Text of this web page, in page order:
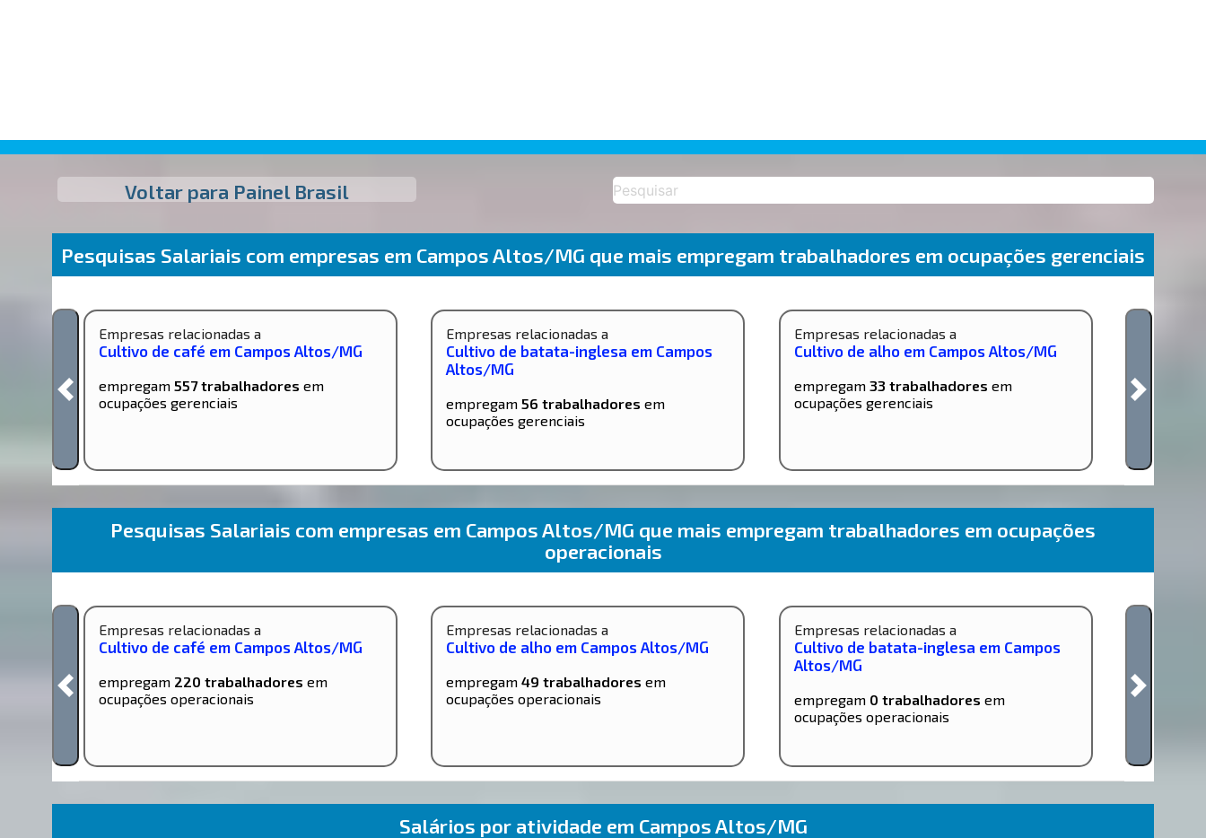
Voltar para Painel Brasil
Pesquisas Salariais com empresas em Campos Altos/MG que mais empregam trabalhadores em ocupações gerenciais
Empresas relacionadas a
Cultivo de café em Campos Altos/MG
empregam557 trabalhadores em
ocupações gerenciais
Empresas relacionadas a
Cultivo de batata-inglesa em Campos
Altos/MG
empregam56 trabalhadores em
ocupações gerenciais
Empresas relacionadas a
Cultivo de alho em Campos Altos/MG
empregam33 trabalhadores em
ocupações gerenciais
Pesquisas Salariais com empresas em Campos Altos/MG que mais empregam trabalhadores em ocupações
operacionais
Empresas relacionadas a
Cultivo de café em Campos Altos/MG
empregam 220 trabalhadores em
ocupações operacionais
Empresas relacionadas a
Cultivo de alho em Campos Altos/MG
empregam49 trabalhadores em
ocupações operacionais
Empresas relacionadas a
Cultivo de batata-inglesa em Campos
Altos/MG
empregam 0 trabalhadores em
ocupações operacionais
Salários por atividade em Campos Altos/MG